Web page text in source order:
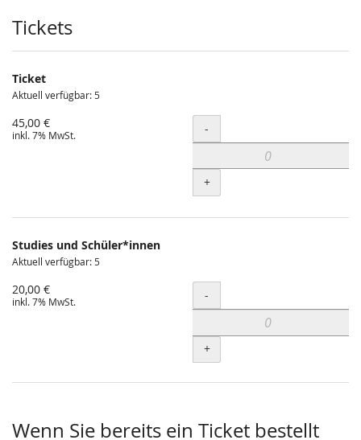
Produkte
Tickets
Ticket
Aktuell verfügbar: 5
45,00 €
inkl. 7% MwSt. Menge
-
+
Studies und Schüler*innen
Aktuell verfügbar: 5
20,00 €
inkl. 7% MwSt. Menge
-
+
Wenn Sie bereits ein Ticket bestellt